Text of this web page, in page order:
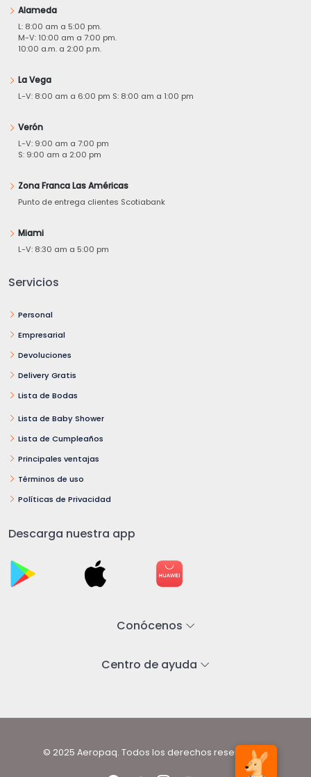
Alameda
L: 8:00 am a 5:00 pm.
M-V: 10:00 am a 7:00 pm.
10:00 a.m. a 2:00 p.m.
La Vega
L-V: 8:00 am a 6:00 pm S: 8:00 am a 1:00 pm
Verón
L-V: 9:00 am a 7:00 pm
S: 9:00 am a 2:00 pm
Zona Franca Las Américas
Punto de entrega clientes Scotiabank
Miami
L-V: 8:30 am a 5:00 pm
Servicios
Personal
Empresarial
Devoluciones
Delivery Gratis
Lista de Bodas
Lista de Baby Shower
Lista de Cumpleaños
Principales ventajas
Términos de uso
Políticas de Privacidad
Descarga nuestra app
Conócenos
Centro de ayuda
© 2025 Aeropaq. Todos los derechos reservados.